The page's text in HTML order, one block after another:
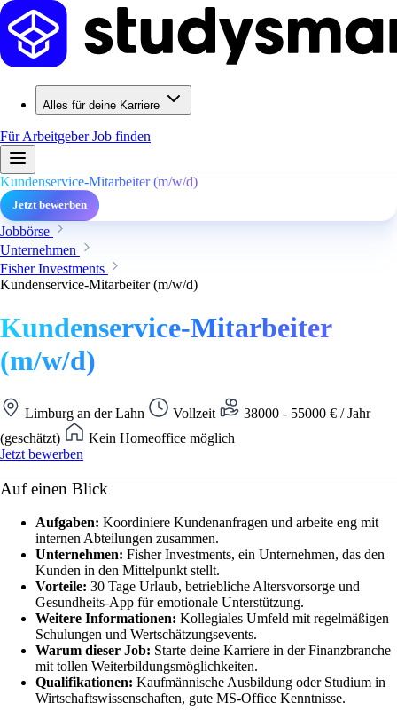
Alles für deine Karriere
Für ArbeitgeberJob finden
Kundenservice-Mitarbeiter (m/w/d)
Jetzt bewerben
Jobbörse
Unternehmen
Fisher Investments
Kundenservice-Mitarbeiter (m/w/d)
Kundenservice-Mitarbeiter
(m/w/d)
Limburg an der Lahn Vollzeit
38000 - 55000 € / Jahr
(geschätzt)
Kein Homeoffice möglich
Jetzt bewerben
Auf einen Blick
Aufgaben: Koordiniere Kundenanfragen und arbeite eng mit
internen Abteilungen zusammen.
Unternehmen: Fisher Investments, ein Unternehmen, das den
Kunden in den Mittelpunkt stellt.
Vorteile: 30 Tage Urlaub, betriebliche Altersvorsorge und
Gesundheits-App für emotionale Unterstützung.
Weitere Informationen: Kollegiales Umfeld mit regelmäßigen
Schulungen und Wertschätzungsevents.
Warum dieser Job: Starte deine Karriere in der Finanzbranche
mit tollen Weiterbildungsmöglichkeiten.
Qualifikationen: Kaufmännische Ausbildung oder Studium in
Wirtschaftswissenschaften, gute MS-Office Kenntnisse.